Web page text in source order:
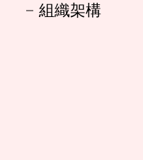
組織架構